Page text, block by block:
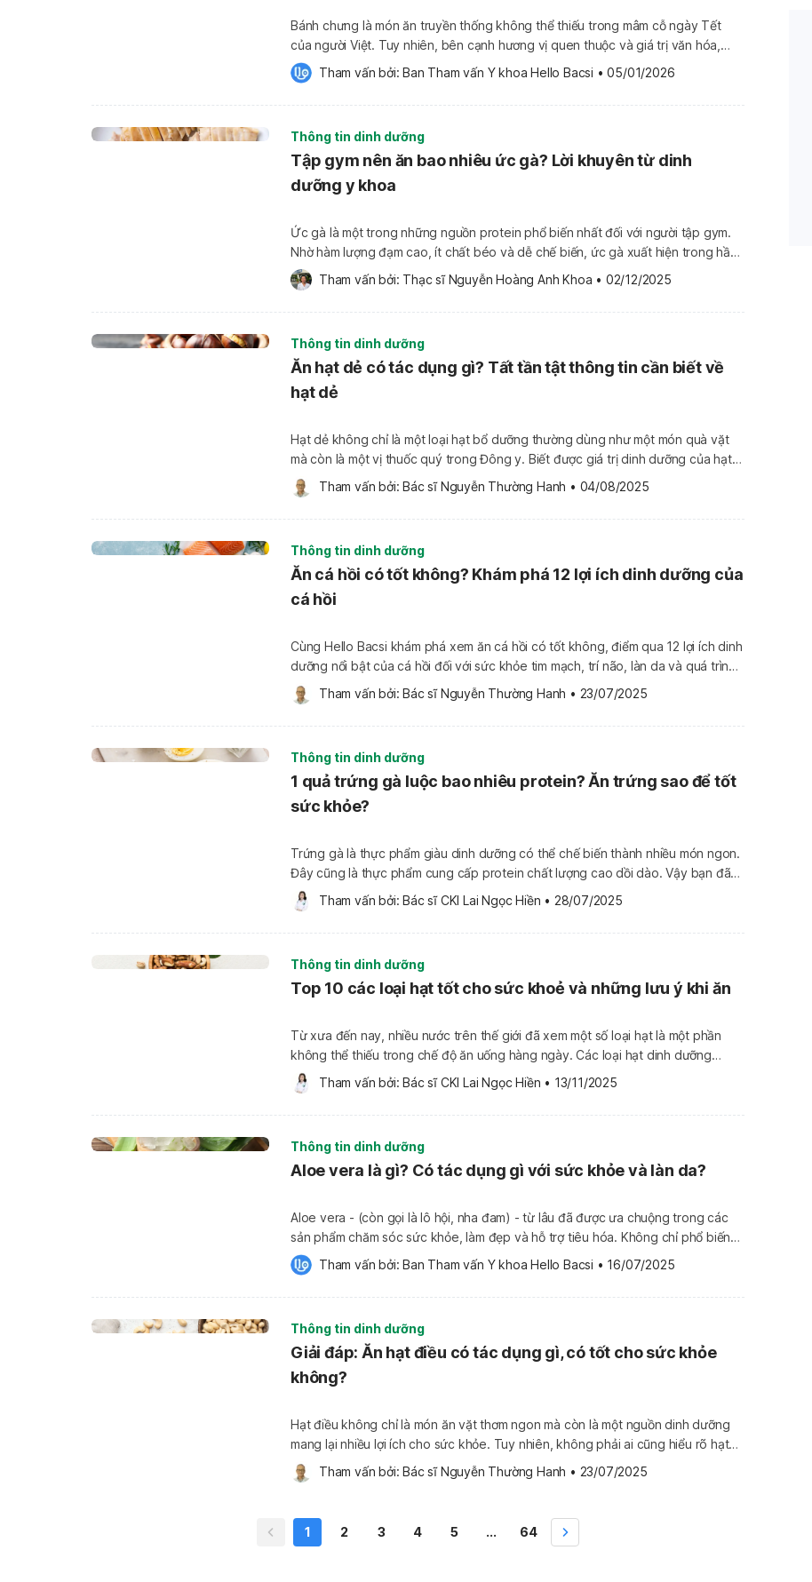
Bánh chưng là món ăn truyền thống không thể thiếu trong mâm cỗ ngày Tết
của người Việt. Tuy nhiên, bên cạnh hương vị quen thuộc và giá trị văn hóa,
nhiều người bắt đầu quan tâm đến câu hỏi: bánh chưng bao nhiêu calo, liệu ăn
bánh chưng có khiến tăng cân hay ảnh […]
Tham vấn bởi: Ban Tham vấn Y khoa Hello Bacsi • 05/01/2026
Thông tin dinh dưỡng
Tập gym nên ăn bao nhiêu ức gà? Lời khuyên từ dinh
dưỡng y khoa
Ức gà là một trong những nguồn protein phổ biến nhất đối với người tập gym.
Nhờ hàm lượng đạm cao, ít chất béo và dễ chế biến, ức gà xuất hiện trong hầu
hết chế độ ăn tăng cơ – giảm mỡ. Tuy nhiên, ăn bao nhiêu ức gà mỗi ngày là
phù hợp? […]
Tham vấn bởi: Thạc sĩ Nguyễn Hoàng Anh Khoa • 02/12/2025
Thông tin dinh dưỡng
Ăn hạt dẻ có tác dụng gì? Tất tần tật thông tin cần biết về
hạt dẻ
Hạt dẻ không chỉ là một loại hạt bổ dưỡng thường dùng như một món quà vặt
mà còn là một vị thuốc quý trong Đông y. Biết được giá trị dinh dưỡng của hạt
dẻ, nhiều người đã kết hợp chúng làm thành phần trong nhiều món ăn để gia
tăng dưỡng chất. Hạt dẻ, […]
Tham vấn bởi: Bác sĩ Nguyễn Thường Hanh • 04/08/2025
Thông tin dinh dưỡng
Ăn cá hồi có tốt không? Khám phá 12 lợi ích dinh dưỡng của
cá hồi
Cùng Hello Bacsi khám phá xem ăn cá hồi có tốt không, điểm qua 12 lợi ích dinh
dưỡng nổi bật của cá hồi đối với sức khỏe tim mạch, trí não, làn da và quá trình
kiểm soát cân nặng. Cá hồi là loại cá giàu dinh dưỡng, được đánh giá cao trong
thực đơn […]
Tham vấn bởi: Bác sĩ Nguyễn Thường Hanh • 23/07/2025
Thông tin dinh dưỡng
1 quả trứng gà luộc bao nhiêu protein? Ăn trứng sao để tốt
sức khỏe?
Trứng gà là thực phẩm giàu dinh dưỡng có thể chế biến thành nhiều món ngon.
Đây cũng là thực phẩm cung cấp protein chất lượng cao dồi dào. Vậy bạn đã
biết trong 1 quả trứng gà luộc bao nhiêu protein? Việc bổ sung protein cho cơ
thể là một trong những yếu tố quan […]
Tham vấn bởi: Bác sĩ CKI Lai Ngọc Hiền • 28/07/2025
Thông tin dinh dưỡng
Top 10 các loại hạt tốt cho sức khoẻ và những lưu ý khi ăn
Từ xưa đến nay, nhiều nước trên thế giới đã xem một số loại hạt là một phần
không thể thiếu trong chế độ ăn uống hàng ngày. Các loại hạt dinh dưỡng
không chỉ hấp dẫn bởi hương vị bùi béo giòn tan, mà còn mang lại những lợi ích
không ngờ cho sức […]
Tham vấn bởi: Bác sĩ CKI Lai Ngọc Hiền • 13/11/2025
Thông tin dinh dưỡng
Aloe vera là gì? Có tác dụng gì với sức khỏe và làn da?
Aloe vera - (còn gọi là lô hội, nha đam) - từ lâu đã được ưa chuộng trong các
sản phẩm chăm sóc sức khỏe, làm đẹp và hỗ trợ tiêu hóa. Không chỉ phổ biến
trong dân gian, nha đam còn được y học hiện đại nghiên cứu sâu về thành phần
hoạt chất […]
Tham vấn bởi: Ban Tham vấn Y khoa Hello Bacsi • 16/07/2025
Thông tin dinh dưỡng
Giải đáp: Ăn hạt điều có tác dụng gì, có tốt cho sức khỏe
không?
Hạt điều không chỉ là món ăn vặt thơm ngon mà còn là một nguồn dinh dưỡng
mang lại nhiều lợi ích cho sức khỏe. Tuy nhiên, không phải ai cũng hiểu rõ hạt
điều có tác dụng gì, ăn như thế nào là đúng cách và cần lưu ý điều gì để tận
dụng […]
Tham vấn bởi: Bác sĩ Nguyễn Thường Hanh • 23/07/2025
1 2 3 4 5 ... 64